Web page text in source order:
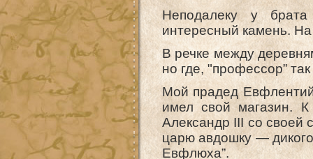
Неподалеку у
интересный камень.
В речке между
но где, "профессор”
Мой прадед
имел свой магазин.
Александр III со своей
царю авдошку —
Евфлюха”.